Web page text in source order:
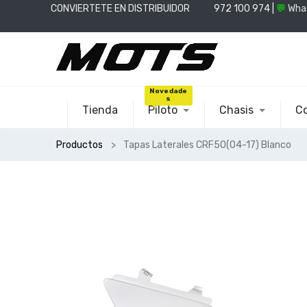
CONVIERTETE EN DISTRIBUIDOR 972 100 974 | 💬
Tienda Piloto
Novedade
s
Chasis
Productos Tapas Laterales CRF50(04-17) Blanco